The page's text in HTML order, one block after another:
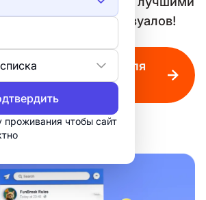
проживания чтобы сайт
для создания визуалов!
стильные посты для
соцсетей